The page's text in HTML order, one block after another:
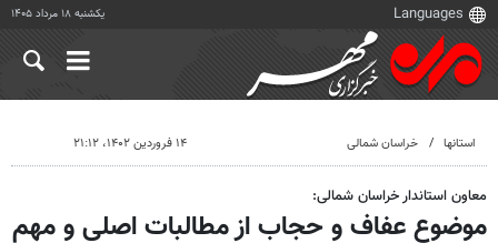
یکشنبه ۱۸ مرداد ۱۴۰۵
استانها خراسان شمالی ۱۴ فروردین ۱۴۰۲، ۲۱:۱۲
معاون استاندار خراسان شمالی:
موضوع عفاف و حجاب از مطالبات اصلی و مهم